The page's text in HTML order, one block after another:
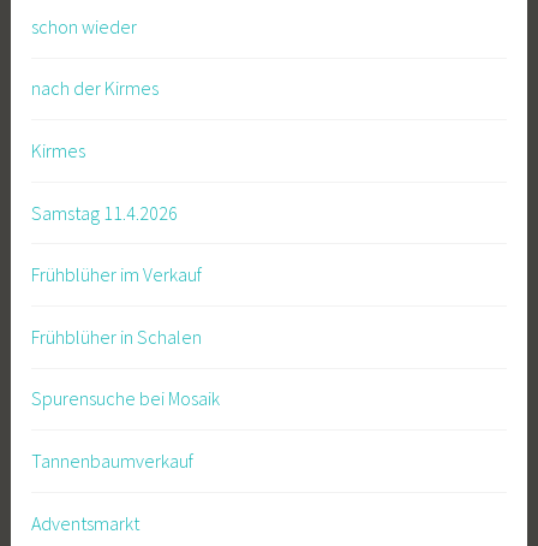
schon wieder
nach der Kirmes
Kirmes
Samstag 11.4.2026
Frühblüher im Verkauf
Frühblüher in Schalen
Spurensuche bei Mosaik
Tannenbaumverkauf
Adventsmarkt